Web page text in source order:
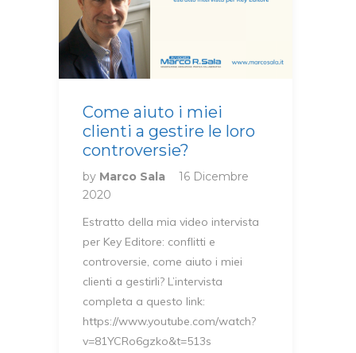
Come aiuto i miei
clienti a gestire le loro
controversie?
by Marco Sala
16 Dicembre
2020
Estratto della mia video intervista
per Key Editore: conflitti e
controversie, come aiuto i miei
clienti a gestirli? L’intervista
completa a questo link:
https://www.youtube.com/watch?
v=81YCRo6gzko&t=513s